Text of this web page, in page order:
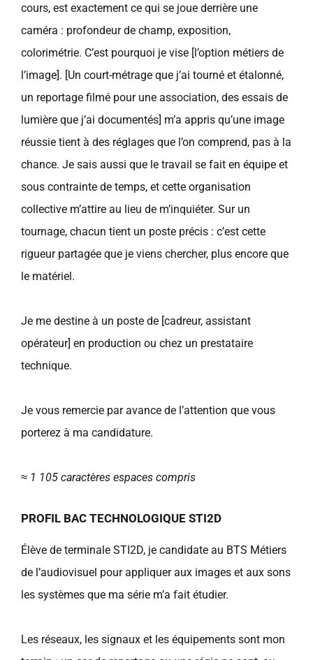
cours, est exactement ce qui se joue derrière une
caméra : profondeur de champ, exposition,
colorimétrie. C’est pourquoi je vise [l’option métiers de
l’image]. [Un court-métrage que j’ai tourné et étalonné,
un reportage filmé pour une association, des essais de
lumière que j’ai documentés] m’a appris qu’une image
réussie tient à des réglages que l’on comprend, pas à la
chance. Je sais aussi que le travail se fait en équipe et
sous contrainte de temps, et cette organisation
collective m’attire au lieu de m’inquiéter. Sur un
tournage, chacun tient un poste précis : c’est cette
rigueur partagée que je viens chercher, plus encore que
le matériel.
Je me destine à un poste de [cadreur, assistant
opérateur] en production ou chez un prestataire
technique.
Je vous remercie par avance de l’attention que vous
porterez à ma candidature.
≈ 1 105 caractères espaces compris
PROFIL BAC TECHNOLOGIQUE STI2D
Élève de terminale STI2D, je candidate au BTS Métiers
de l’audiovisuel pour appliquer aux images et aux sons
les systèmes que ma série m’a fait étudier.
Les réseaux, les signaux et les équipements sont mon